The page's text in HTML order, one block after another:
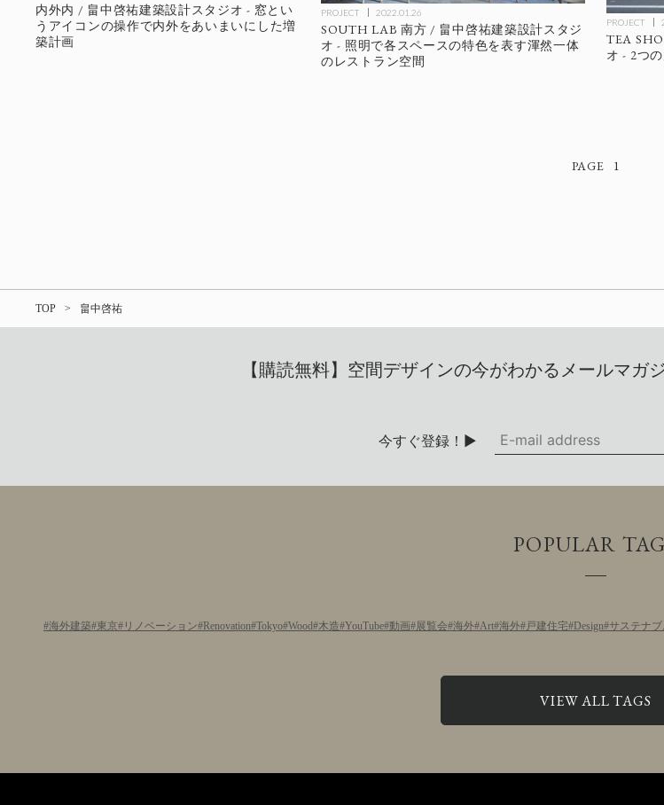
内外内 / 畠中啓祐建築設計スタジオ - 窓とい
うアイコンの操作で内外をあいまいにした増
築計画
PROJECT 2022.01.26
SOUTH LAB 南方 / 畠中啓祐建築設計スタジ
オ - 照明で各スペースの特色を表す渾然一体
のレストラン空間
PROJECT
TEA
オ - 2つ
1
TOP 畠中啓祐
【購読無料】空間デザインの今がわかるメールマガ
今すぐ登録！▶
POPULAR
海外建築 東京 リノベーション Renovation Tokyo Wood 木造 YouTube 動画 展覧会 海外 Art 海外 戸建住宅 Design サステナ
VIEW ALL TAGS